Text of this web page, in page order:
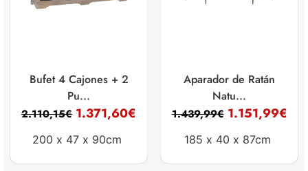
Bufet 4 Cajones + 2
Pu...
2.110,15€ 1.371,60€
200 x 47 x 90cm
Aparador de Ratán
Natu...
1.439,99€ 1.151,99€
185 x 40 x 87cm